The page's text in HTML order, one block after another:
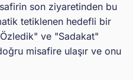
son ziyaretinden bu
tetiklenen hedefli bir
ve "Sadakat"
misafire ulaşır ve onu